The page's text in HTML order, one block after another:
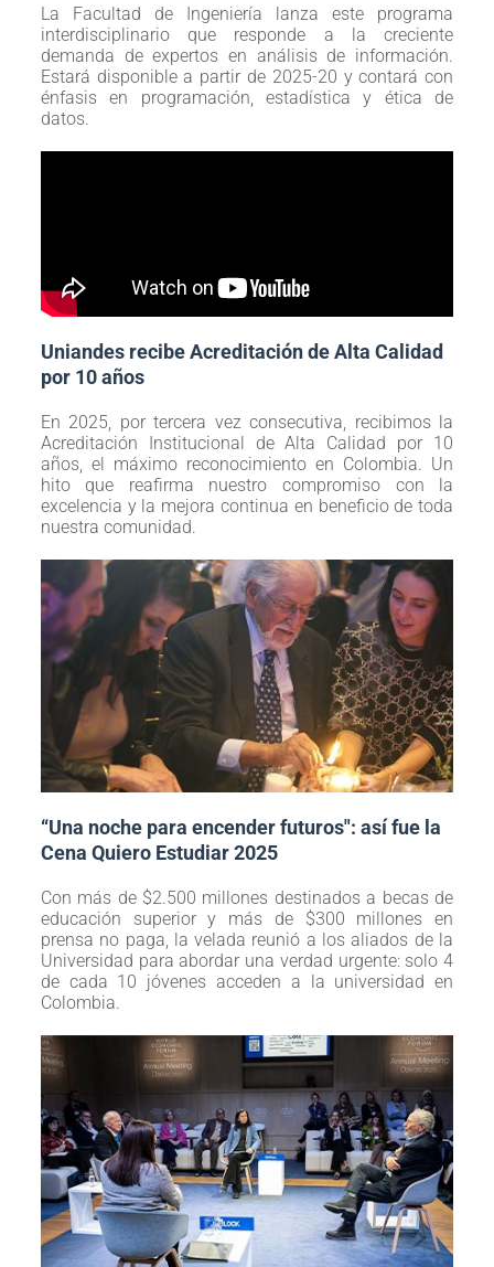
La Facultad de Ingeniería lanza este programa
interdisciplinario que responde a la creciente
demanda de expertos en análisis de información.
Estará disponible a partir de 2025-20 y contará con
énfasis en programación, estadística y ética de
datos.
Uniandes recibe Acreditación de Alta Calidad
por 10 años
En 2025, por tercera vez consecutiva, recibimos la
Acreditación Institucional de Alta Calidad por 10
años, el máximo reconocimiento en Colombia. Un
hito que reafirma nuestro compromiso con la
excelencia y la mejora continua en beneficio de toda
nuestra comunidad.
“Una noche para encender futuros": así fue la
Cena Quiero Estudiar 2025
Con más de $2.500 millones destinados a becas de
educación superior y más de $300 millones en
prensa no paga, la velada reunió a los aliados de la
Universidad para abordar una verdad urgente: solo 4
de cada 10 jóvenes acceden a la universidad en
Colombia.